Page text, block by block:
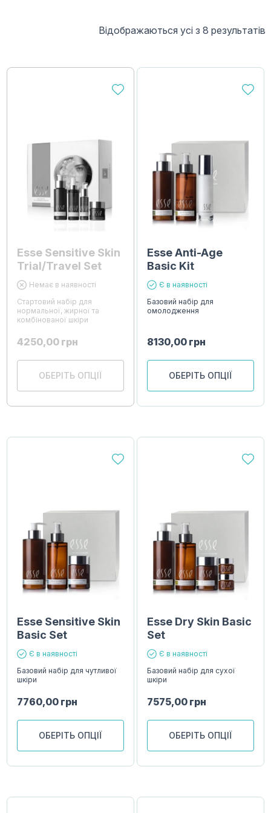
Відображаються усі з 8 результатів
Esse Sensitive Skin
Trial/Travel Set
Немає в наявності
Стартовий набір для
нормальної, жирної та
комбінованої шкіри
4250,00 грн
ОБЕРІТЬ ОПЦІЇ
Esse Anti-Age
Basic Kit
Є в наявності
Базовий набір для
омолодження
8130,00 грн
ОБЕРІТЬ ОПЦІЇ
Esse Sensitive Skin
Basic Set
Є в наявності
Базовий набір для чутливої
шкіри
7760,00 грн
ОБЕРІТЬ ОПЦІЇ
Esse Dry Skin Basic
Set
Є в наявності
Базовий набір для сухої
шкіри
7575,00 грн
ОБЕРІТЬ ОПЦІЇ